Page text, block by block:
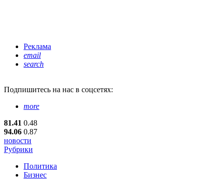
Реклама
email
search
Подпишитесь на нас в соцсетях:
more
81.41 0.48
94.06 0.87
новости
Рубрики
Политика
Бизнес